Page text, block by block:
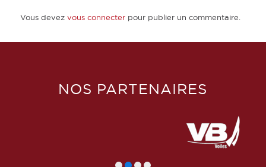
Vous devez vous connecterpour publier un commentaire.
NOS PARTENAIRES